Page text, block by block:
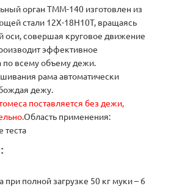
орган ТММ-140 изготовлен из
стали 12Х-18Н10Т, вращаясь
оси, совершая круговое движение
эффективное
по всему объему дежи.
рама автоматически
дежу.
поставляется без дежи,
Область применения:
теста
при полной загрузке 50 кг муки – 6